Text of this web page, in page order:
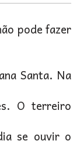
pode fazer
Santa. Na
O terreiro
se ouvir o